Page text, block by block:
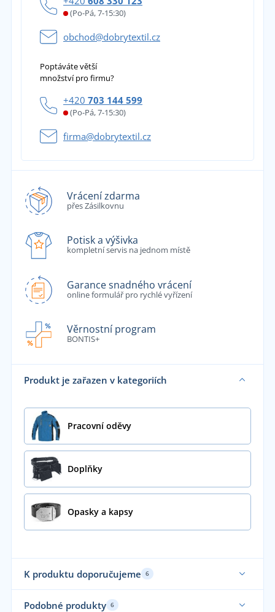
(Po-Pá, 7-15:30)
obchod@dobrytextil.cz
Poptáváte větší
množství pro firmu?
+420 703 144 599
(Po-Pá, 7-15:30)
firma@dobrytextil.cz
Vrácení zdarma
přes Zásilkovnu
Potisk a výšivka
kompletní servis na jednom místě
Garance snadného vrácení
online formulář pro rychlé vyřízení
Věrnostní program
BONTIS+
Produkt je zařazen v kategoriích
Pracovní oděvy
Doplňky
Opasky a kapsy
K produktu doporučujeme 6
Podobné produkty 6